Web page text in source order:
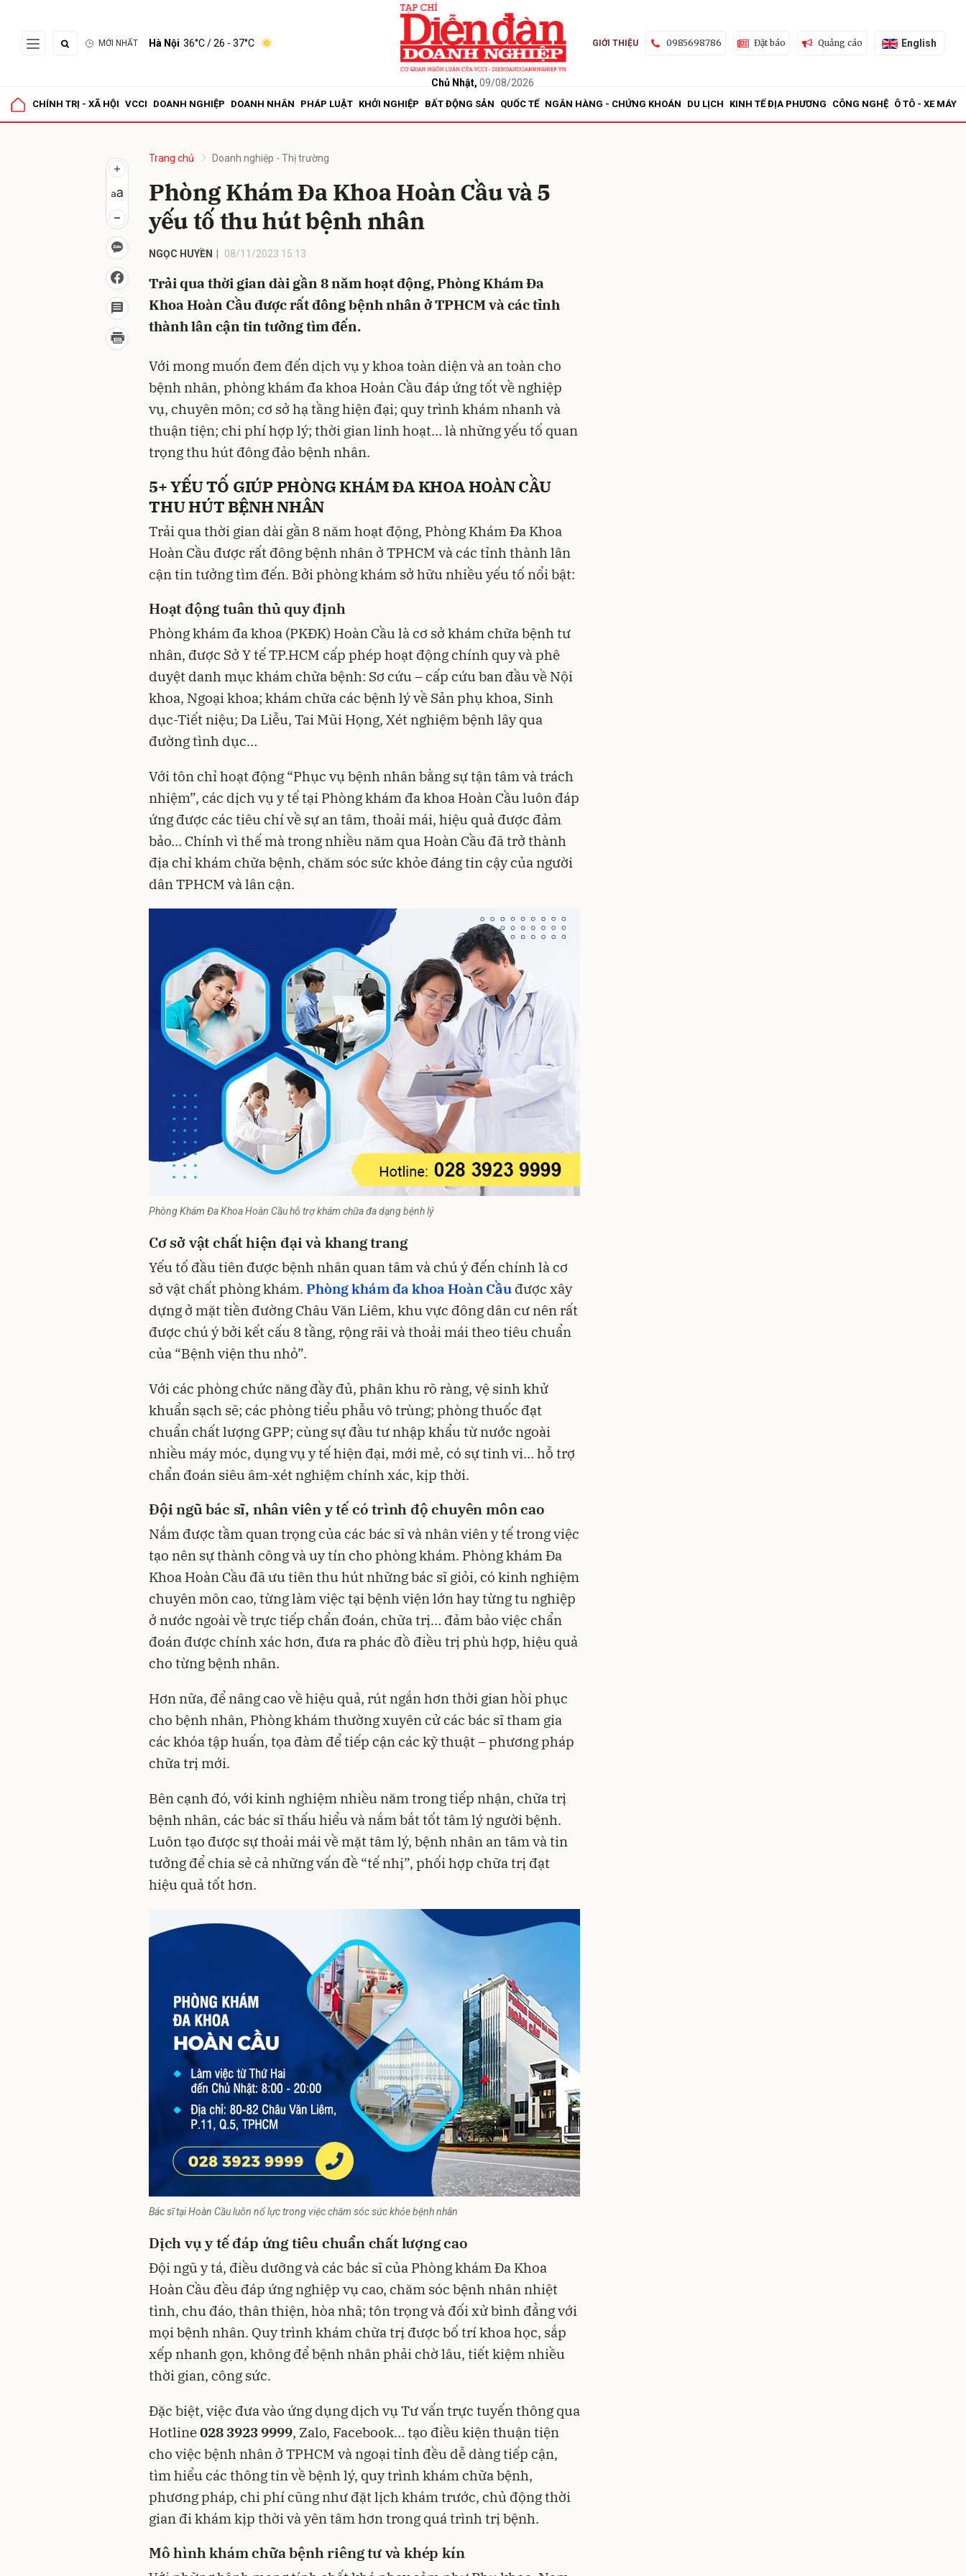
MỚI NHẤT Hà Nội 36°C/ 26 - 37°C
Chủ Nhật, 09/08/2026
GIỚI THIỆU 0985698786 Đặt báo Quảng cáo English
CHÍNH TRỊ - XÃ HỘI VCCI DOANH NGHIỆP DOANH NHÂN PHÁP LUẬT KHỞI NGHIỆP BẤT ĐỘNG SẢN QUỐC TẾ NGÂN HÀNG - CHỨNG KHOÁN DU LỊCH KINH TẾ ĐỊA PHƯƠNG CÔNG NGHỆ Ô TÔ - XE MÁY
Trang chủ Doanh nghiệp - Thị trường
Phòng Khám Đa Khoa Hoàn Cầu và 5
yếu tố thu hút bệnh nhân
NGỌC HUYỀN 08/11/2023 15:13
Trải qua thời gian dài gần 8 năm hoạt động, Phòng Khám Đa
Khoa Hoàn Cầu được rất đông bệnh nhân ở TPHCM và các tỉnh
thành lân cận tin tưởng tìm đến.
Với mong muốn đem đến dịch vụ y khoa toàn diện và an toàn cho
bệnh nhân, phòng khám đa khoa Hoàn Cầu đáp ứng tốt về nghiệp
vụ, chuyên môn; cơ sở hạ tầng hiện đại; quy trình khám nhanh và
thuận tiện; chi phí hợp lý; thời gian linh hoạt… là những yếu tố quan
trọng thu hút đông đảo bệnh nhân.
5+ YẾU TỐ GIÚP PHÒNG KHÁM ĐA KHOA HOÀN CẦU
THU HÚT BỆNH NHÂN
Trải qua thời gian dài gần 8 năm hoạt động, Phòng Khám Đa Khoa
Hoàn Cầu được rất đông bệnh nhân ở TPHCM và các tỉnh thành lân
cận tin tưởng tìm đến. Bởi phòng khám sở hữu nhiều yếu tố nổi bật:
Hoạt động tuân thủ quy định
Phòng khám đa khoa (PKĐK) Hoàn Cầu là cơ sở khám chữa bệnh tư
nhân, được Sở Y tế TP.HCM cấp phép hoạt động chính quy và phê
duyệt danh mục khám chữa bệnh: Sơ cứu – cấp cứu ban đầu về Nội
khoa, Ngoại khoa; khám chữa các bệnh lý về Sản phụ khoa, Sinh
dục-Tiết niệu; Da Liễu, Tai Mũi Họng, Xét nghiệm bệnh lây qua
đường tình dục…
Với tôn chỉ hoạt động “Phục vụ bệnh nhân bằng sự tận tâm và trách
nhiệm”, các dịch vụ y tế tại Phòng khám đa khoa Hoàn Cầu luôn đáp
ứng được các tiêu chí về sự an tâm, thoải mái, hiệu quả được đảm
bảo… Chính vì thế mà trong nhiều năm qua Hoàn Cầu đã trở thành
địa chỉ khám chữa bệnh, chăm sóc sức khỏe đáng tin cậy của người
dân TPHCM và lân cận.
Phòng Khám Đa Khoa Hoàn Cầu hỗ trợ khám chữa đa dạng bệnh lý
Cơ sở vật chất hiện đại và khang trang
Yếu tố đầu tiên được bệnh nhân quan tâm và chú ý đến chính là cơ
sở vật chất phòng khám. Phòng khám đa khoa Hoàn Cầu được xây
dựng ở mặt tiền đường Châu Văn Liêm, khu vực đông dân cư nên rất
được chú ý bởi kết cấu 8 tầng, rộng rãi và thoải mái theo tiêu chuẩn
của “Bệnh viện thu nhỏ”.
Với các phòng chức năng đầy đủ, phân khu rõ ràng, vệ sinh khử
khuẩn sạch sẽ; các phòng tiểu phẫu vô trùng; phòng thuốc đạt
chuẩn chất lượng GPP; cùng sự đầu tư nhập khẩu từ nước ngoài
nhiều máy móc, dụng vụ y tế hiện đại, mới mẻ, có sự tinh vi… hỗ trợ
chẩn đoán siêu âm-xét nghiệm chính xác, kịp thời.
Đội ngũ bác sĩ, nhân viên y tế có trình độ chuyên môn cao
Nắm được tầm quan trọng của các bác sĩ và nhân viên y tế trong việc
tạo nên sự thành công và uy tín cho phòng khám. Phòng khám Đa
Khoa Hoàn Cầu đã ưu tiên thu hút những bác sĩ giỏi, có kinh nghiệm
chuyên môn cao, từng làm việc tại bệnh viện lớn hay từng tu nghiệp
ở nước ngoài về trực tiếp chẩn đoán, chữa trị… đảm bảo việc chẩn
đoán được chính xác hơn, đưa ra phác đồ điều trị phù hợp, hiệu quả
cho từng bệnh nhân.
Hơn nữa, để nâng cao về hiệu quả, rút ngắn hơn thời gian hồi phục
cho bệnh nhân, Phòng khám thường xuyên cử các bác sĩ tham gia
các khóa tập huấn, tọa đàm để tiếp cận các kỹ thuật – phương pháp
chữa trị mới.
Bên cạnh đó, với kinh nghiệm nhiều năm trong tiếp nhận, chữa trị
bệnh nhân, các bác sĩ thấu hiểu và nắm bắt tốt tâm lý người bệnh.
Luôn tạo được sự thoải mái về mặt tâm lý, bệnh nhân an tâm và tin
tưởng để chia sẻ cả những vấn đề “tế nhị”, phối hợp chữa trị đạt
hiệu quả tốt hơn.
Bác sĩ tại Hoàn Cầu luôn nổ lực trong việc chăm sóc sức khỏe bệnh nhân
Dịch vụ y tế đáp ứng tiêu chuẩn chất lượng cao
Đội ngũ y tá, điều dưỡng và các bác sĩ của Phòng khám Đa Khoa
Hoàn Cầu đều đáp ứng nghiệp vụ cao, chăm sóc bệnh nhân nhiệt
tình, chu đáo, thân thiện, hòa nhã; tôn trọng và đối xử bình đẳng với
mọi bệnh nhân. Quy trình khám chữa trị được bố trí khoa học, sắp
xếp nhanh gọn, không để bệnh nhân phải chờ lâu, tiết kiệm nhiều
thời gian, công sức.
Đặc biệt, việc đưa vào ứng dụng dịch vụ Tư vấn trực tuyến thông qua
Hotline028 3923 9999, Zalo, Facebook… tạo điều kiện thuận tiện
cho việc bệnh nhân ở TPHCM và ngoại tỉnh đều dễ dàng tiếp cận,
tìm hiểu các thông tin về bệnh lý, quy trình khám chữa bệnh,
phương pháp, chi phí cũng như đặt lịch khám trước, chủ động thời
gian đi khám kịp thời và yên tâm hơn trong quá trình trị bệnh.
Mô hình khám chữa bệnh riêng tư và khép kín